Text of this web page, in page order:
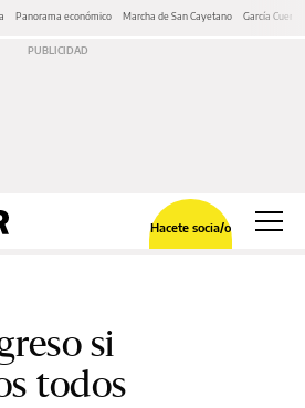
Panorama económico Marcha de San Cayetano García Cuerva
Hacete socia/o
si
todos